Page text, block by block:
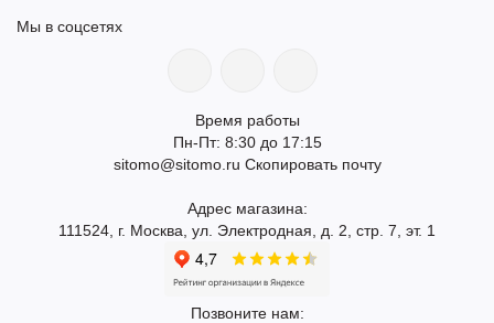
Мы в соцсетях
Время работы
Пн-Пт: 8:30 до 17:15
sitomo@sitomo.ru Скопировать почту
Адрес магазина:
111524, г. Москва, ул. Электродная, д. 2, стр. 7, эт. 1
Позвоните нам: